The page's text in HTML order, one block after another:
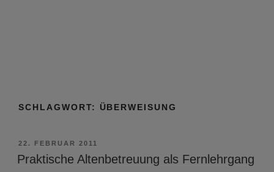
SCHLAGWORT: ÜBERWEISUNG
VERÖFFENTLICHT
AM
22. FEBRUAR 2011
Praktische Altenbetreuung als Fernlehrgang